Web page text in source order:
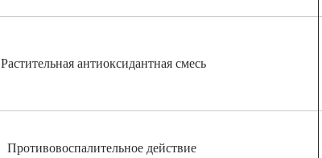
Растительная антиоксидантная смесь
Противовоспалительное действие